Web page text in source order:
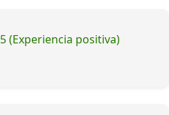
5 (Experiencia positiva)